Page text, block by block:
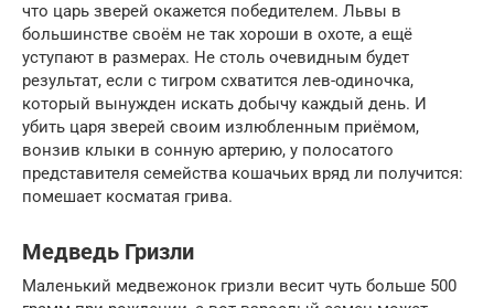
что царь зверей окажется победителем. Львы в
большинстве своём не так хороши в охоте, а ещё
уступают в размерах. Не столь очевидным будет
результат, если с тигром схватится лев-одиночка,
который вынужден искать добычу каждый день. И
убить царя зверей своим излюбленным приёмом,
вонзив клыки в сонную артерию, у полосатого
представителя семейства кошачьих вряд ли получится:
помешает косматая грива.
Медведь Гризли
Маленький медвежонок гризли весит чуть больше 500